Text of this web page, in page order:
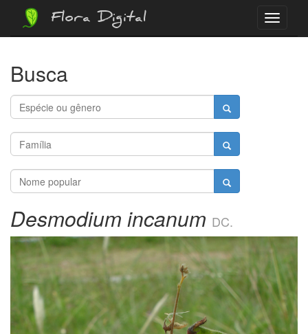
Menu
Flora Digital
Busca
Desmodium incanum DC.